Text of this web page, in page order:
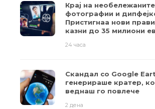
Крај на
фотографии и
Пристигнаа нови
казни до 35 милиони
24 часа
Скандал со Google
генерираше кратер,
веднаш го повлече
2 дена